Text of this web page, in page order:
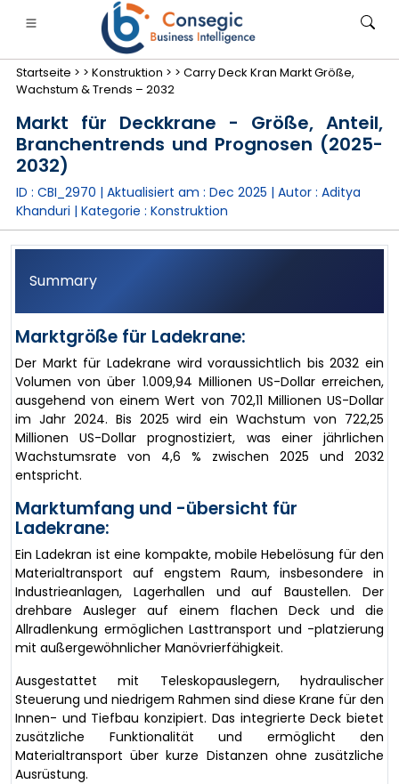
Finanzdienstleistungen und Versicherungen
• Fallstudien
Startseite > > Konstruktion > > Carry Deck Kran Markt Größe,
Wachstum & Trends – 2032
Markt für Deckkrane - Größe, Anteil,
Branchentrends und Prognosen (2025-
2032)
ID : CBI_2970 | Aktualisiert am : Dec 2025 | Autor : Aditya
Khanduri | Kategorie : Konstruktion
Summary
Marktgröße für Ladekrane:
Der Markt für Ladekrane wird voraussichtlich bis 2032 ein
Volumen von über 1.009,94 Millionen US-Dollar erreichen,
ausgehend von einem Wert von 702,11 Millionen US-Dollar
im Jahr 2024. Bis 2025 wird ein Wachstum von 722,25
Millionen US-Dollar prognostiziert, was einer jährlichen
Wachstumsrate von 4,6 % zwischen 2025 und 2032
entspricht.
Marktumfang und -übersicht für
Ladekrane:
Ein Ladekran ist eine kompakte, mobile Hebelösung für den
Materialtransport auf engstem Raum, insbesondere in
Industrieanlagen, Lagerhallen und auf Baustellen. Der
drehbare Ausleger auf einem flachen Deck und die
Allradlenkung ermöglichen Lasttransport und -platzierung
mit außergewöhnlicher Manövrierfähigkeit.
Ausgestattet mit Teleskopauslegern, hydraulischer
Steuerung und niedrigem Rahmen sind diese Krane für den
Innen- und Tiefbau konzipiert. Das integrierte Deck bietet
zusätzliche Funktionalität und ermöglicht den
Materialtransport über kurze Distanzen ohne zusätzliche
Ausrüstung.